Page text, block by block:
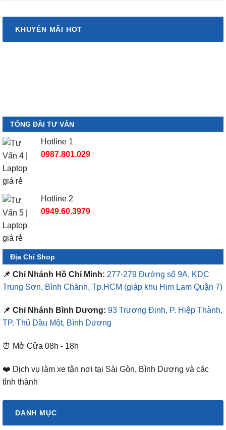
KHUYẾN MÃI HOT
TỔNG ĐÀI TƯ VẤN
Hotline 1
0987.801.029
Hotline 2
0949.60.3979
Địa Chỉ Shop
📌 Chi Nhánh Hồ Chí Minh: 277-279 Đường số 9A, KDC
Trung Sơn, Bình Chánh, Tp.HCM (giáp khu Him Lam Quận 7)
📌 Chi Nhánh Bình Dương: 93 Trương Định, P. Hiệp Thành,
TP. Thủ Dầu Một, Bình Dương
⏰ Mở Cửa 08h - 18h
❤️ Dịch vụ làm xe tận nơi tại Sài Gòn, Bình Dương và các
tỉnh thành
DANH MỤC